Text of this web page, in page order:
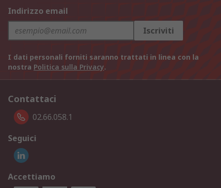
Indirizzo email
Iscriviti
I dati personali forniti saranno trattati in linea con la
nostra Politica sulla Privacy.
Contattaci
02.66.058.1
Seguici
Accettiamo